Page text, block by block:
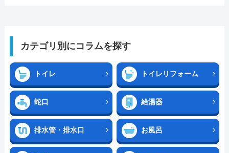
カテゴリ別にコラムを探す
トイレ トイレリフォーム
蛇口 給湯器
排水管・排水口 お風呂